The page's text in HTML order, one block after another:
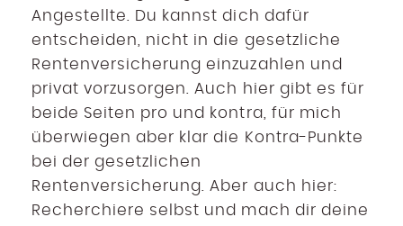
Angestellte. Du kannst dich dafür
entscheiden, nicht in die gesetzliche
Rentenversicherung einzuzahlen und
privat vorzusorgen. Auch hier gibt es für
beide Seiten pro und kontra, für mich
überwiegen aber klar die Kontra-Punkte
bei der gesetzlichen
Rentenversicherung. Aber auch hier:
Recherchiere selbst und mach dir deine